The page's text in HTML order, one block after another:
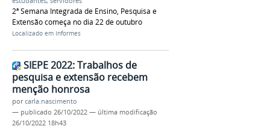
2ª Semana Integrada de Ensino, Pesquisa e
Extensão começa no dia 22 de outubro
Localizado em Informes
SIEPE 2022: Trabalhos de
pesquisa e extensão recebem
menção honrosa
porcarla.nascimento
— publicado 26/10/2022 — última modificação
26/10/2022 18h43